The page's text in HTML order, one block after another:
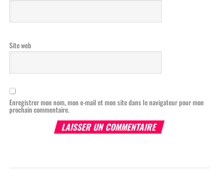
Site web
Enregistrer mon nom, mon e-mail et mon site dans le navigateur pour mon
prochain commentaire.